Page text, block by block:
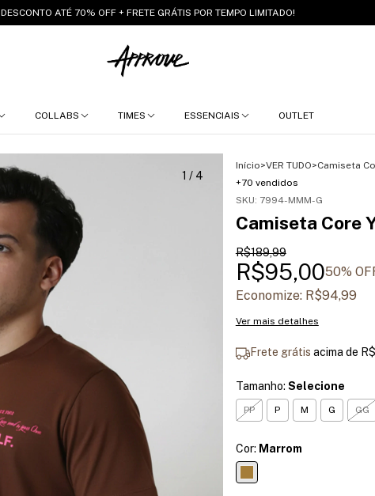
DESCONTO ATÉ 70% OFF + FRETE GRÁTIS POR TEMPO LIMITADO!
COLLABS TIMES ESSENCIAIS OUTLET
1 / 4
Início>VER TUDO>Camiseta
+70 vendidos
SKU: 7994-MMM-G
Camiseta Core
R$189,99
R$95,0050%
Economize: R$94,99
Ver mais detalhes
Frete grátis acima de
Tamanho: Selecione
PP P M G GG
Cor: Marrom